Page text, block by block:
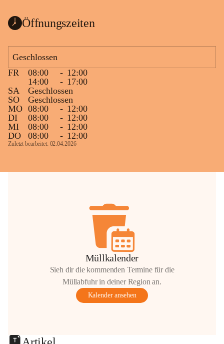
Öffnungszeiten
Geschlossen
FR
08:00 - 12:00
14:00
- 17:00
SA
Geschlossen
SO
Geschlossen
MO 08:00 - 12:00
DI
08:00 - 12:00
MI
08:00 - 12:00
DO
08:00 - 12:00
Zuletzt bearbeitet: 02.04.2026
Müllkalender
Sieh dir die kommenden Termine für die
Müllabfuhr in deiner Region an.
Kalender ansehen